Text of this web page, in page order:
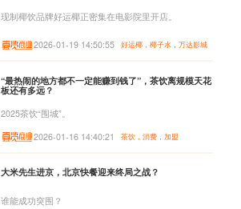
现制椰饮品牌好运椰正密集在电影院里开店。
2026-01-19 14:50:55 好运椰，椰子水，万达影城
“最热闹的地方都不一定能赚到钱了”，茶饮离规模天花
板还有多远？
2025茶饮“围城”。
2026-01-16 14:40:21
茶饮，消费，加盟
大米先生进京，北京快餐迎来终局之战？
谁能成功突围？